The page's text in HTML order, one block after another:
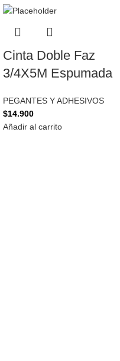
Cinta Doble Faz
3/4X5M Espumada
PEGANTES Y ADHESIVOS
$14.900
Añadir al carrito